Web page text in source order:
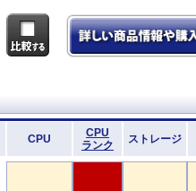
CPU
CPU
ランク
ストレージ